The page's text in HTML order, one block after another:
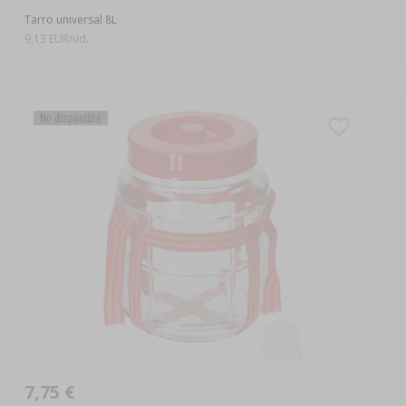
Tarro universal 8L
9,13 EUR/ud.
7,75 €